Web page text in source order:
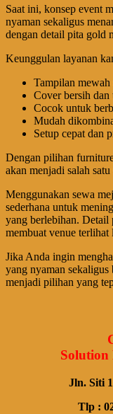
Saat ini, konsep event
nyaman sekaligus
dengan detail pita gold
Keunggulan layanan
Tampilan mewah
Cover bersih dan
Cocok untuk
Mudah
Setup cepat dan
Dengan pilihan
akan menjadi salah
Menggunakan sewa
sederhana untuk
yang berlebihan. Detail
membuat venue
Jika Anda ingin
yang nyaman sekaligus
menjadi pilihan yang
Solution
Jln. Siti
Tlp :